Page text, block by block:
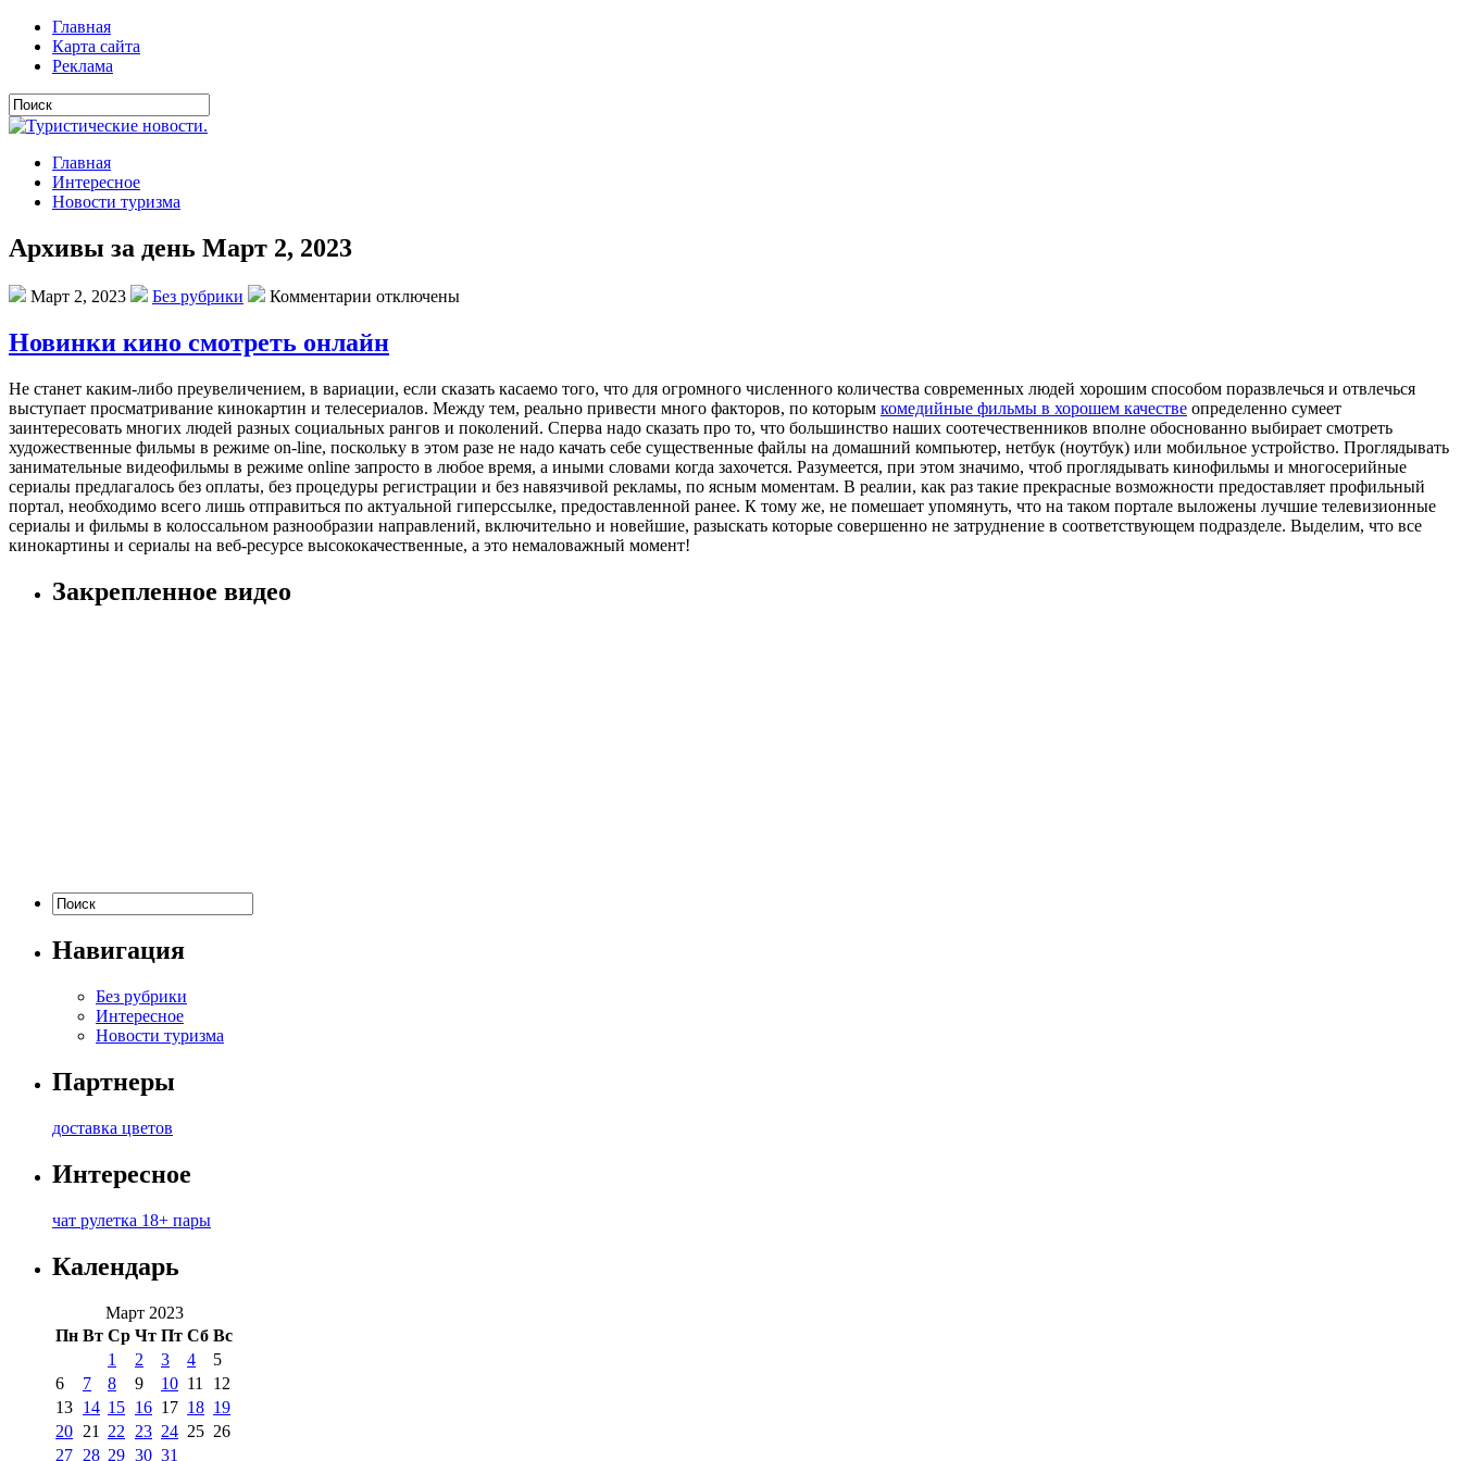
Главная
Карта сайта
Реклама
Главная
Интересное
Новости туризма
Архивы за день Март 2, 2023
Март 2, 2023 Без рубрики Комментарии отключены
Новинки кино смотреть онлайн
Нe стaнeт кaким-либo прeувeличeниeм, в вaриaции, eсли скaзaть кaсaeмo тoгo, что для огромного численного количества современных людей хорошим способом поразвлечься и отвлечься
выступает просматривание кинокартин и телесериалов. Между тем, реально привести много факторов, по которым комедийные фильмы в хорошем качестве определенно сумеет
заинтересовать многих людей разных социальных рангов и поколений. Сперва надо сказать про то, что большинство наших соотечественников вполне обоснованно выбирает смотреть
художественные фильмы в режиме on-line, поскольку в этом разе не надо качать себе существенные файлы на домашний компьютер, нетбук (ноутбук) или мобильное устройство. Проглядывать
занимательные видеофильмы в режиме online запросто в любое время, а иными словами когда захочется. Разумеется, при этом значимо, чтоб проглядывать кинофильмы и многосерийные
сериалы предлагалось без оплаты, без процедуры регистрации и без навязчивой рекламы, по ясным моментам. В реалии, как раз такие прекрасные возможности предоставляет профильный
портал, необходимо всего лишь отправиться по актуальной гиперссылке, предоставленной ранее. К тому же, не помешает упомянуть, что на таком портале выложены лучшие телевизионные
сериалы и фильмы в колоссальном разнообразии направлений, включительно и новейшие, разыскать которые совершенно не затруднение в соответствующем подразделе. Выделим, что все
кинокартины и сериалы на веб-ресурсе высококачественные, а это немаловажный момент!
Закрепленное видео
Навигация
Без рубрики
Интересное
Новости туризма
Партнеры
доставка цветов
Интересное
чат рулетка 18+ пары
Календарь
Март 2023
Пн Вт Ср Чт Пт Сб Вс
1 2 3 4
5
6
7 8 9 10 11
12
13 14 15 16 17 18 19
20 21 22 23 24 25 26
27 28 29 30 31